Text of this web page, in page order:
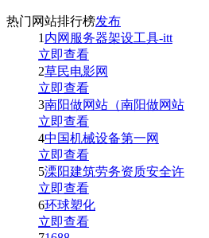
热门网站排行榜发布
1 内网服务器架设工具-itt
立即查看
2草民电影网
立即查看
3南阳做网站（南阳做网站
立即查看
4中国机械设备第一网
立即查看
5溧阳建筑劳务资质安全许
立即查看
6环球塑化
立即查看